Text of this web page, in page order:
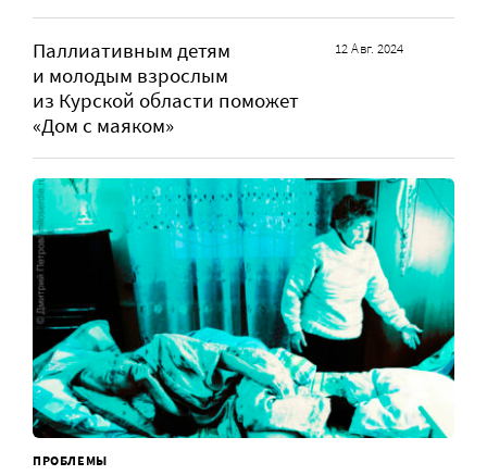
Паллиативным детям
и молодым взрослым
из Курской области поможет
«Дом с маяком»
12 Авг. 2024
ПРОБЛЕМЫ